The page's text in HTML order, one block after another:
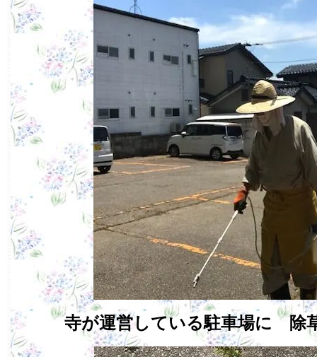
寺が運営している駐車場に 除